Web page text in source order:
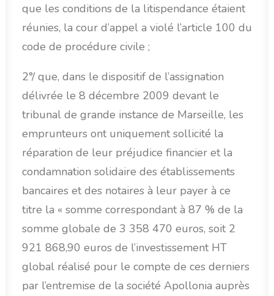
que les conditions de la litispendance étaient
réunies, la cour d’appel a violé l’article 100 du
code de procédure civile ;
2°/ que, dans le dispositif de l’assignation
délivrée le 8 décembre 2009 devant le
tribunal de grande instance de Marseille, les
emprunteurs ont uniquement sollicité la
réparation de leur préjudice financier et la
condamnation solidaire des établissements
bancaires et des notaires à leur payer à ce
titre la « somme correspondant à 87 % de la
somme globale de 3 358 470 euros, soit 2
921 868,90 euros de l’investissement HT
global réalisé pour le compte de ces derniers
par l’entremise de la société Apollonia auprès